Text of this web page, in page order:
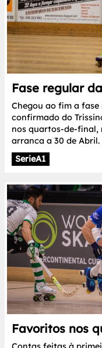
Fase regular
Chegou ao fim a
confirmado do
nos quartos-de-final,
arranca a 30 de
SerieA1
Favoritos nos